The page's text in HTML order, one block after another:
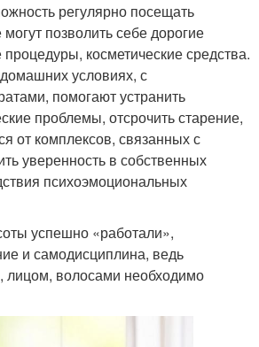
регулярно посещать
позволить себе дорогие
косметические средства.
условиях, с
помогают устранить
проблемы, отсрочить старение,
от комплексов, связанных с
уверенность в собственных
психоэмоциональных
успешно «работали»,
и самодисциплина, ведь
лицом, волосами необходимо